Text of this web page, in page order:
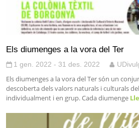
Els diumenges a la vora del Ter
1 gen. 2022 - 31 des. 2022
Els diumenges a la vora del Ter són un
descoberta dels valors naturals i culturals
individualment i en grup. Cada diumenge